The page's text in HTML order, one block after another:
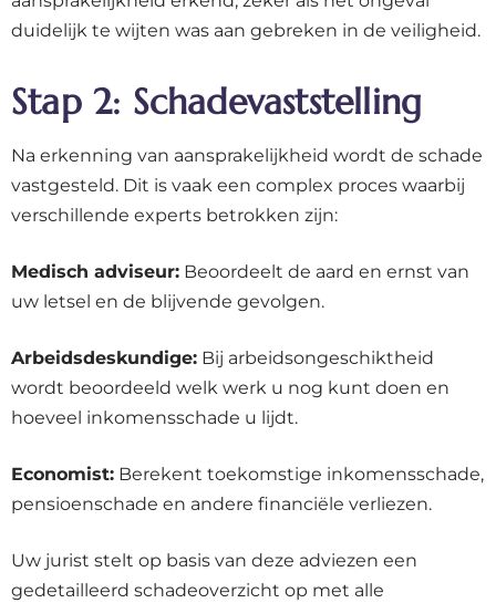
duidelijk te wijten was aan gebreken in de veiligheid.
Stap 2: Schadevaststelling
Na erkenning van aansprakelijkheid wordt de schade
vastgesteld. Dit is vaak een complex proces waarbij
verschillende experts betrokken zijn:
Medisch adviseur: Beoordeelt de aard en ernst van
uw letsel en de blijvende gevolgen.
Arbeidsdeskundige: Bij arbeidsongeschiktheid
wordt beoordeeld welk werk u nog kunt doen en
hoeveel inkomensschade u lijdt.
Economist: Berekent toekomstige inkomensschade,
pensioenschade en andere financiële verliezen.
Uw jurist stelt op basis van deze adviezen een
gedetailleerd schadeoverzicht op met alle